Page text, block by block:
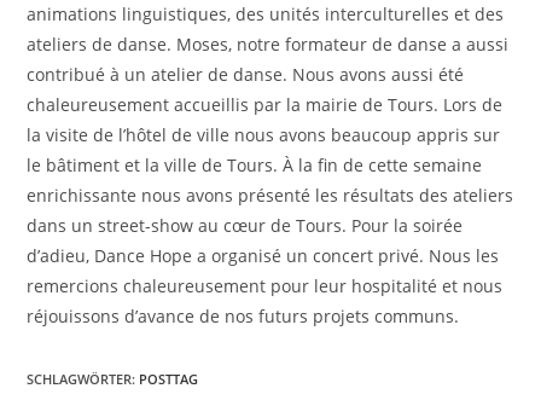
animations linguistiques, des unités interculturelles et des
ateliers de danse. Moses, notre formateur de danse a aussi
contribué à un atelier de danse. Nous avons aussi été
chaleureusement accueillis par la mairie de Tours. Lors de
la visite de l’hôtel de ville nous avons beaucoup appris sur
le bâtiment et la ville de Tours. À la fin de cette semaine
enrichissante nous avons présenté les résultats des ateliers
dans un street-show au cœur de Tours. Pour la soirée
d’adieu, Dance Hope a organisé un concert privé. Nous les
remercions chaleureusement pour leur hospitalité et nous
réjouissons d’avance de nos futurs projets communs.
SCHLAGWÖRTER: POSTTAG